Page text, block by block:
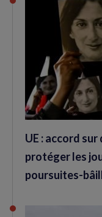
UE : accord
protéger les
poursuites-